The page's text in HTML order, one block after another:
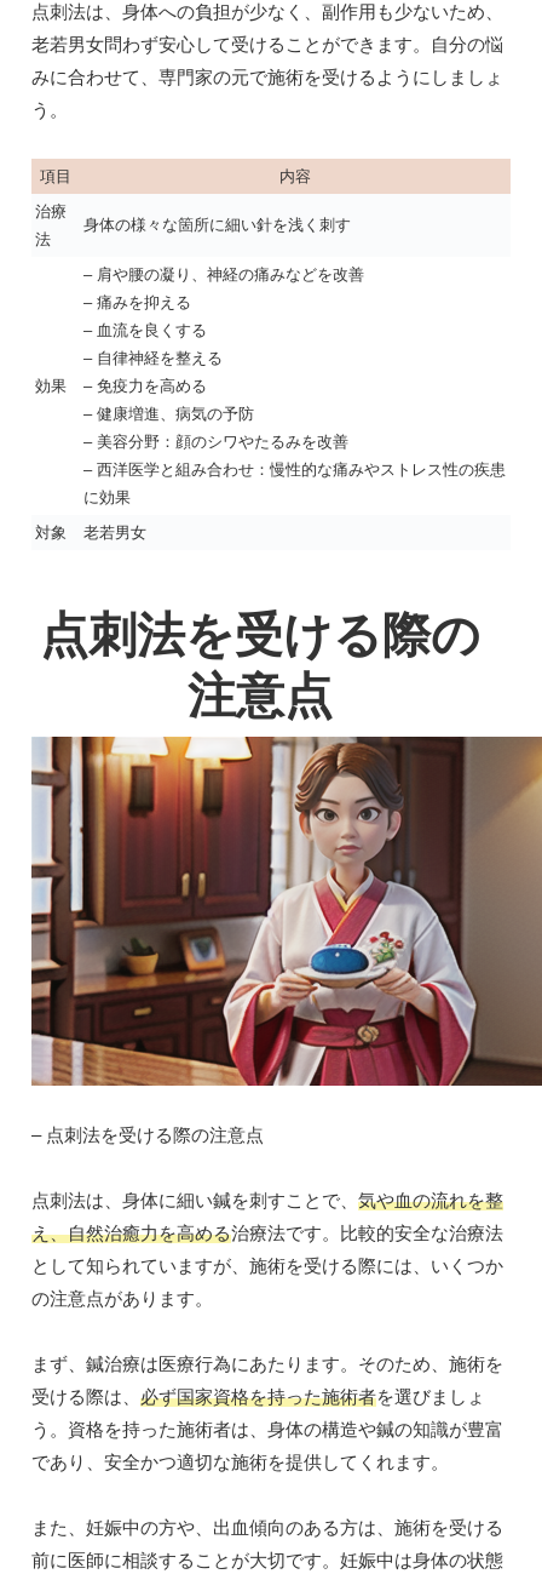
点刺法は、身体への負担が少なく、副作用も少ないため、
老若男女問わず安心して受けることができます。自分の悩
みに合わせて、専門家の元で施術を受けるようにしましょ
う。
項目
内容
治療
法
身体の様々な箇所に細い針を浅く刺す
効果
– 肩や腰の凝り、神経の痛みなどを改善
– 痛みを抑える
– 血流を良くする
– 自律神経を整える
– 免疫力を高める
– 健康増進、病気の予防
– 美容分野：顔のシワやたるみを改善
– 西洋医学と組み合わせ：慢性的な痛みやストレス性の疾患
に効果
対象
老若男女
点刺法を受ける際の
注意点
– 点刺法を受ける際の注意点
点刺法は、身体に細い鍼を刺すことで、 気や血の流れを整
え、自然治癒力を高める治療法です。比較的安全な治療法
として知られていますが、施術を受ける際には、いくつか
の注意点があります。
まず、鍼治療は医療行為にあたります。そのため、施術を
受ける際は、 必ず国家資格を持った施術者を選びましょ
う。資格を持った施術者は、身体の構造や鍼の知識が豊富
であり、安全かつ適切な施術を提供してくれます。
また、妊娠中の方や、出血傾向のある方は、施術を受ける
前に医師に相談することが大切です。妊娠中は身体の状態